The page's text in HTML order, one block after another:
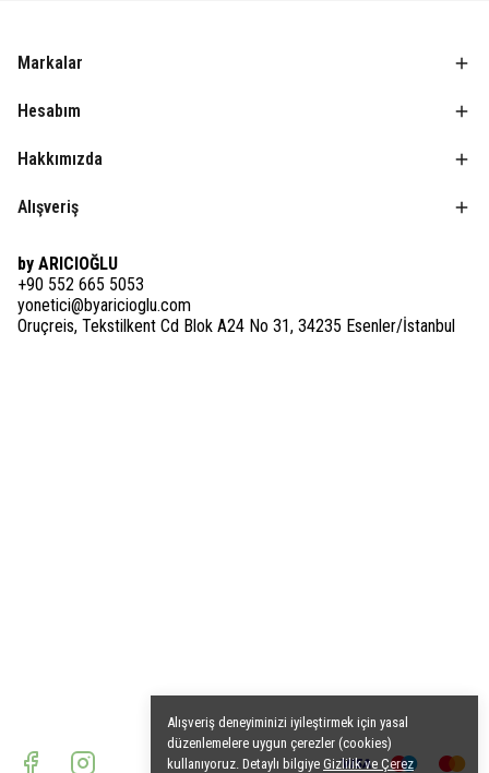
Alışveriş deneyiminizi iyileştirmek için yasal
düzenlemelere uygun çerezler (cookies)
kullanıyoruz. Detaylı bilgiye Gizlilik ve Çerez
Markalar
Hesabım
Hakkımızda
Alışveriş
by ARICIOĞLU
+90 552 665 5053
yonetici@byaricioglu.com
Oruçreis, Tekstilkent Cd Blok A24 No 31, 34235 Esenler/İstanbul